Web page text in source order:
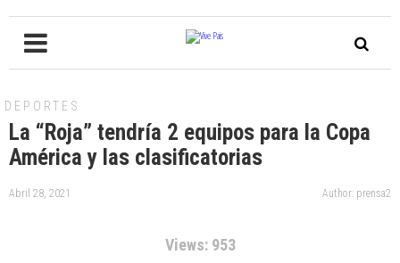
DEPORTES
La “Roja” tendría 2 equipos para la Copa
América y las clasificatorias
Abril 28, 2021 Author: prensa2
Views: 953